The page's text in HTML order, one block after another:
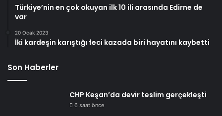
Türkiye’nin en çok okuyan ilk 10 ili arasında Edirne de
var
20 Ocak 2023
İki kardeşin karıştığı feci kazada biri hayatını kaybetti
Son Haberler
CHP Keşan’da devir teslim gerçekleşti
6 saat önce